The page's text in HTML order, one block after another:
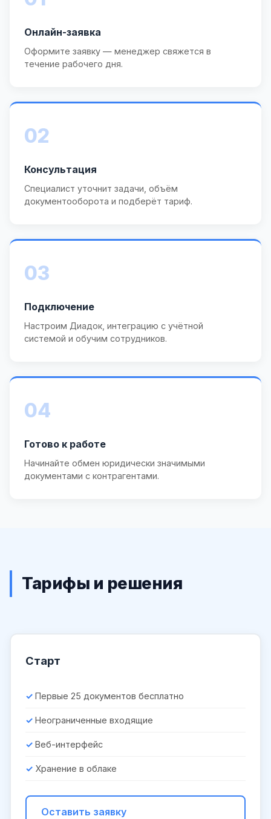
Онлайн-заявка
Оформите заявку — менеджер свяжется в
течение рабочего дня.
02
Консультация
Специалист уточнит задачи, объём
документооборота и подберёт тариф.
03
Подключение
Настроим Диадок, интеграцию с учётной
системой и обучим сотрудников.
04
Готово к работе
Начинайте обмен юридически значимыми
документами с контрагентами.
Тарифы и решения
Старт
Первые 25 документов бесплатно
Неограниченные входящие
Веб-интерфейс
Хранение в облаке
Оставить заявку